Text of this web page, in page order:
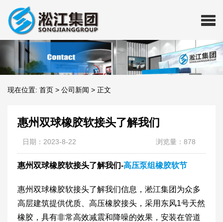
现在位置: 首页 > 公司新闻 > 正文
惠州双球橡胶软接头了解我们
日期：2023-8-22 浏览量：878
惠州双球橡胶软接头了解我们-高压泵组橡胶软节
惠州双球橡胶软接头了解我们信息，淞江集团为众多
高层建筑提供优质、高压橡胶接头，采用东风1号天然
橡胶，具有非常高效减震和降噪的效果，安装在管道